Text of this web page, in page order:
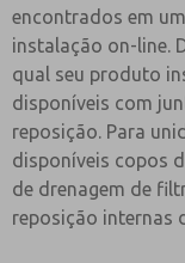
encontrados em
instalação on-line.
qual seu produto
disponíveis com
reposição. Para
disponíveis copos
de drenagem de
reposição internas